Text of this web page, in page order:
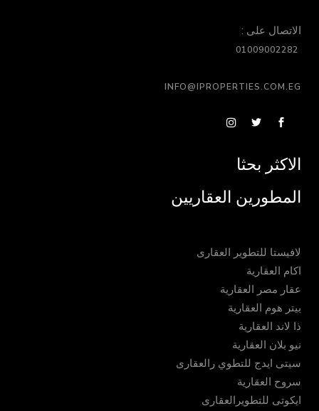
الاتصال على :
INFO@IPROPERTIES.COM.EG
الاكثر بحثا
المطورين العقاريين
لافيستا للتطوير العقارى
اكام العقارية
عقار مصر العقارية
بيتر هوم العقارية
ذا لاند العقارية
نيو بلان العقارية
سيتى ايدج للتطوي رالعقارى
سروح العقارية
ايكوتى للتطويرالعقارى